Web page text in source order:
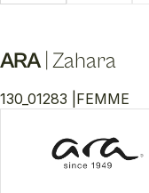
ARA Zahara
130_01283 | FEMME